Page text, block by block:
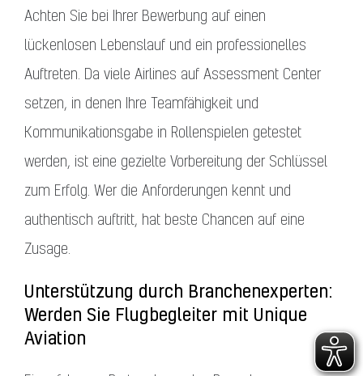
Achten Sie bei Ihrer Bewerbung auf einen
lückenlosen Lebenslauf und ein professionelles
Auftreten. Da viele Airlines auf Assessment Center
setzen, in denen Ihre Teamfähigkeit und
Kommunikationsgabe in Rollenspielen getestet
werden, ist eine gezielte Vorbereitung der Schlüssel
zum Erfolg. Wer die Anforderungen kennt und
authentisch auftritt, hat beste Chancen auf eine
Zusage.
Unterstützung durch Branchenexperten:
Werden Sie Flugbegleiter mit Unique
Aviation